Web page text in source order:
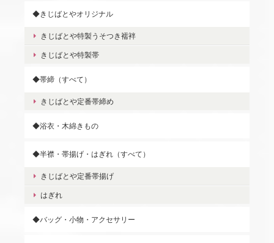
◆きじばとやオリジナル
きじばとや特製うそつき襦袢
きじばとや特製帯
◆帯締（すべて）
きじばとや定番帯締め
◆浴衣・木綿きもの
◆半襟・帯揚げ・はぎれ（すべて）
きじばとや定番帯揚げ
はぎれ
◆バッグ・小物・アクセサリー